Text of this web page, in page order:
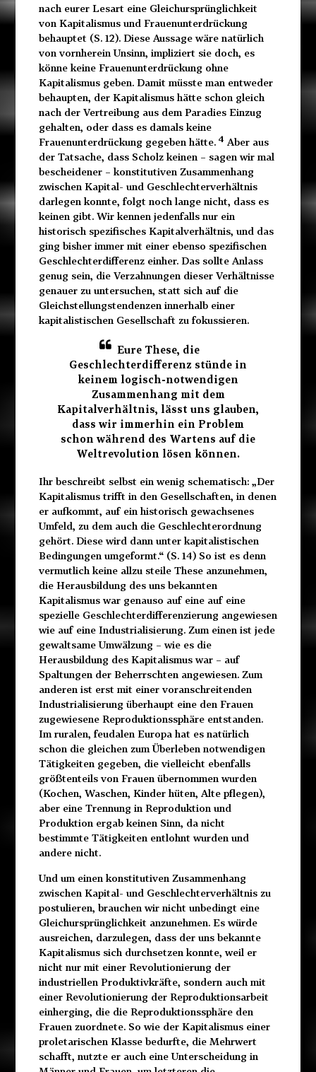
nach eurer Lesart eine Gleichursprünglichkeit
von Kapitalismus und Frauenunterdrückung
behauptet (S. 12). Diese Aussage wäre natürlich
von vornherein Unsinn, impliziert sie doch, es
könne keine Frauenunterdrückung ohne
Kapitalismus geben. Damit müsste man entweder
behaupten, der Kapitalismus hätte schon gleich
nach der Vertreibung aus dem Paradies Einzug
gehalten, oder dass es damals keine
Frauenunterdrückung gegeben hätte. 4 Aber aus
der Tatsache, dass Scholz keinen – sagen wir mal
bescheidener – konstitutiven Zusammenhang
zwischen Kapital- und Geschlechterverhältnis
darlegen konnte, folgt noch lange nicht, dass es
keinen gibt. Wir kennen jedenfalls nur ein
historisch spezifisches Kapitalverhältnis, und das
ging bisher immer mit einer ebenso spezifischen
Geschlechterdifferenz einher. Das sollte Anlass
genug sein, die Verzahnungen dieser Verhältnisse
genauer zu untersuchen, statt sich auf die
Gleichstellungstendenzen innerhalb einer
kapitalistischen Gesellschaft zu fokussieren.
Eure These, die
Geschlechterdifferenz stünde in
keinem logisch-notwendigen
Zusammenhang mit dem
Kapitalverhältnis, lässt uns glauben,
dass wir immerhin ein Problem
schon während des Wartens auf die
Weltrevolution lösen können.
Ihr beschreibt selbst ein wenig schematisch: „Der
Kapitalismus trifft in den Gesellschaften, in denen
er aufkommt, auf ein historisch gewachsenes
Umfeld, zu dem auch die Geschlechterordnung
gehört. Diese wird dann unter kapitalistischen
Bedingungen umgeformt.“ (S. 14) So ist es denn
vermutlich keine allzu steile These anzunehmen,
die Herausbildung des uns bekannten
Kapitalismus war genauso auf eine auf eine
spezielle Geschlechterdifferenzierung angewiesen
wie auf eine Industrialisierung. Zum einen ist jede
gewaltsame Umwälzung – wie es die
Herausbildung des Kapitalismus war – auf
Spaltungen der Beherrschten angewiesen. Zum
anderen ist erst mit einer voranschreitenden
Industrialisierung überhaupt eine den Frauen
zugewiesene Reproduktionssphäre entstanden.
Im ruralen, feudalen Europa hat es natürlich
schon die gleichen zum Überleben notwendigen
Tätigkeiten gegeben, die vielleicht ebenfalls
größtenteils von Frauen übernommen wurden
(Kochen, Waschen, Kinder hüten, Alte pflegen),
aber eine Trennung in Reproduktion und
Produktion ergab keinen Sinn, da nicht
bestimmte Tätigkeiten entlohnt wurden und
andere nicht.
Und um einen konstitutiven Zusammenhang
zwischen Kapital- und Geschlechterverhältnis zu
postulieren, brauchen wir nicht unbedingt eine
Gleichursprünglichkeit anzunehmen. Es würde
ausreichen, darzulegen, dass der uns bekannte
Kapitalismus sich durchsetzen konnte, weil er
nicht nur mit einer Revolutionierung der
industriellen Produktivkräfte, sondern auch mit
einer Revolutionierung der Reproduktionsarbeit
einherging, die die Reproduktionssphäre den
Frauen zuordnete. So wie der Kapitalismus einer
proletarischen Klasse bedurfte, die Mehrwert
schafft, nutzte er auch eine Unterscheidung in